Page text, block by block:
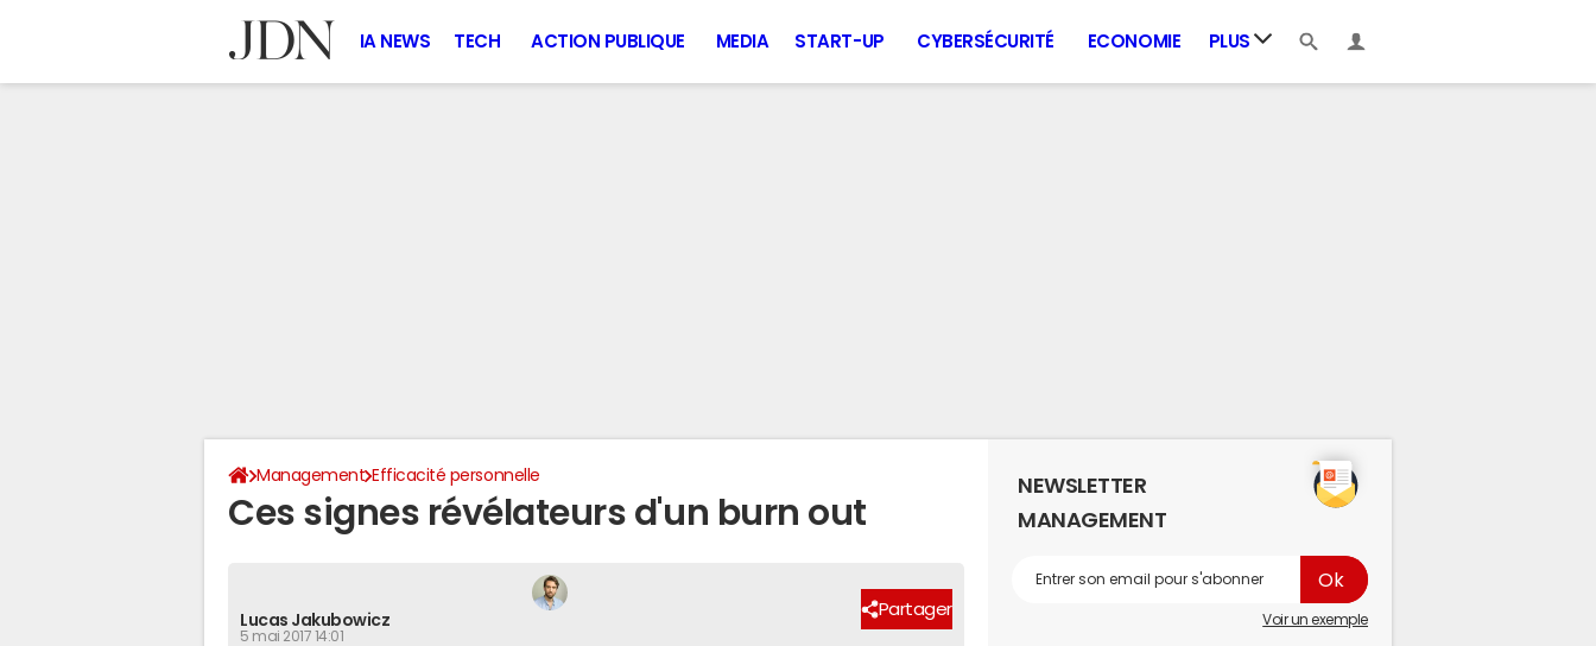
IA NEWS TECH ACTION PUBLIQUE MEDIA START-UP CYBERSÉCURITÉ ECONOMIE PLUS
Management Efficacité personnelle
Ces signes révélateurs d'un burn out
Lucas Jakubowicz
5 mai 2017 14:01
Partager
NEWSLETTER
MANAGEMENT
Voir un exemple